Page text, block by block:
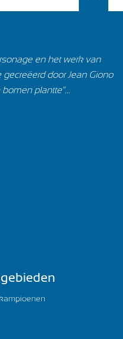
en het werk van
door Jean Giono
plantte"...